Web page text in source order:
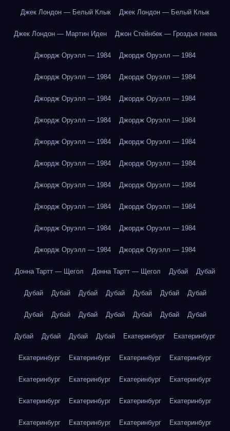
Джек Лондон — Белый Клык Джек Лондон — Белый Клык
Джек Лондон — Мартин Иден Джон Стейнбек — Гроздья гнева
Джордж Оруэлл — 1984 Джордж Оруэлл — 1984
Джордж Оруэлл — 1984 Джордж Оруэлл — 1984
Джордж Оруэлл — 1984 Джордж Оруэлл — 1984
Джордж Оруэлл — 1984 Джордж Оруэлл — 1984
Джордж Оруэлл — 1984 Джордж Оруэлл — 1984
Джордж Оруэлл — 1984 Джордж Оруэлл — 1984
Джордж Оруэлл — 1984 Джордж Оруэлл — 1984
Джордж Оруэлл — 1984 Джордж Оруэлл — 1984
Джордж Оруэлл — 1984 Джордж Оруэлл — 1984
Джордж Оруэлл — 1984 Джордж Оруэлл — 1984
Донна Тартт — Щегол Донна Тартт — Щегол Дубай Дубай
Дубай Дубай Дубай Дубай Дубай Дубай Дубай
Дубай Дубай Дубай Дубай Дубай Дубай Дубай
Дубай Дубай Дубай Дубай Екатеринбург Екатеринбург
Екатеринбург Екатеринбург Екатеринбург Екатеринбург
Екатеринбург Екатеринбург Екатеринбург Екатеринбург
Екатеринбург Екатеринбург Екатеринбург Екатеринбург
Екатеринбург Екатеринбург Екатеринбург Екатеринбург